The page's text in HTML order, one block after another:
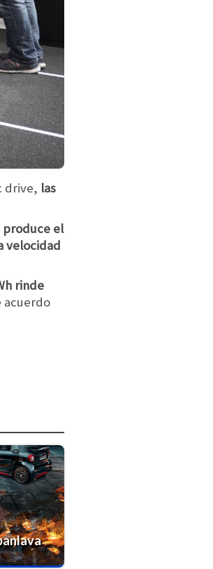
drive, las
produce el
velocidad
rinde
acuerdo